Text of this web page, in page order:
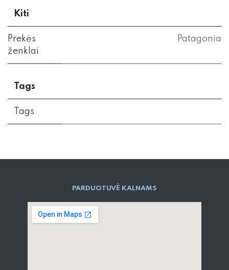
Kiti
Prekės
ženklai
Patagonia
Tags
Tags
PARD​UOTUVĖ​ KALNAMS